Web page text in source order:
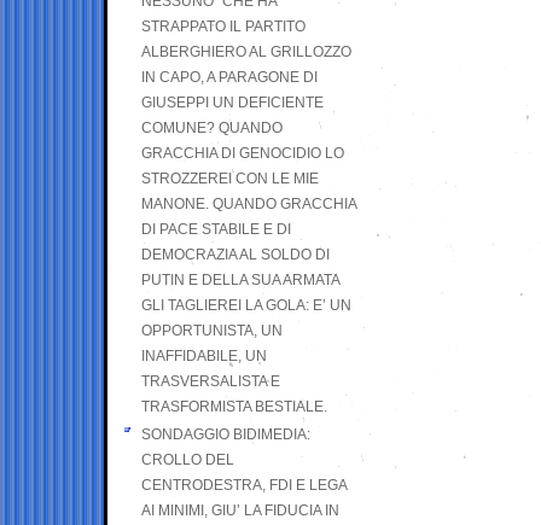
STRAPPATO IL PARTITO
ALBERGHIERO AL GRILLOZZO
IN CAPO, A PARAGONE DI
GIUSEPPI UN DEFICIENTE
COMUNE? QUANDO
GRACCHIA DI GENOCIDIO LO
STROZZEREI CON LE MIE
MANONE. QUANDO GRACCHIA
DI PACE STABILE E DI
DEMOCRAZIA AL SOLDO DI
PUTIN E DELLA SUA ARMATA
GLI TAGLIEREI LA GOLA: E’ UN
OPPORTUNISTA, UN
INAFFIDABILE, UN
TRASVERSALISTA E
TRASFORMISTA BESTIALE.
SONDAGGIO BIDIMEDIA:
CROLLO DEL
CENTRODESTRA, FDI E LEGA
AI MINIMI, GIU’ LA FIDUCIA IN